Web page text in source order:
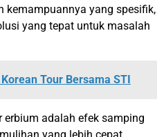
kemampuannya yang spesifik,
yang tepat untuk masalah
Tour Bersama STI
erbium adalah efek samping